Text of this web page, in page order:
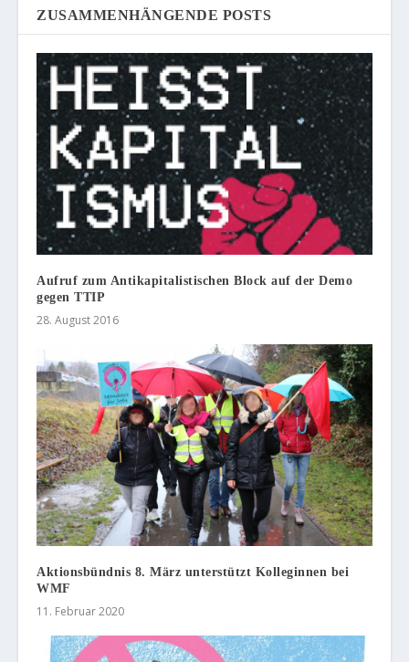
ZUSAMMENHÄNGENDE POSTS
Aufruf zum Antikapitalistischen Block auf der Demo
gegen TTIP
28. August 2016
Aktionsbündnis 8. März unterstützt Kolleginnen bei
WMF
11. Februar 2020